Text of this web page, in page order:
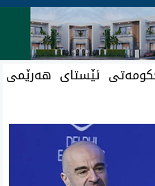
ئێستای‌ هه‌رێمی‌